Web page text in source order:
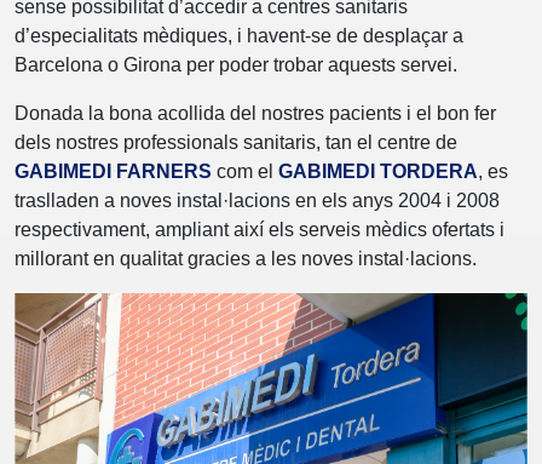
sense possibilitat d’accedir a centres sanitaris
d’especialitats mèdiques, i havent-se de desplaçar a
Barcelona o Girona per poder trobar aquests servei.
Donada la bona acollida del nostres pacients i el bon fer
dels nostres professionals sanitaris, tan el centre de
GABIMEDI FARNERS com el GABIMEDI TORDERA, es
traslladen a noves instal·lacions en els anys 2004 i 2008
respectivament, ampliant així els serveis mèdics ofertats i
millorant en qualitat gracies a les noves instal·lacions.